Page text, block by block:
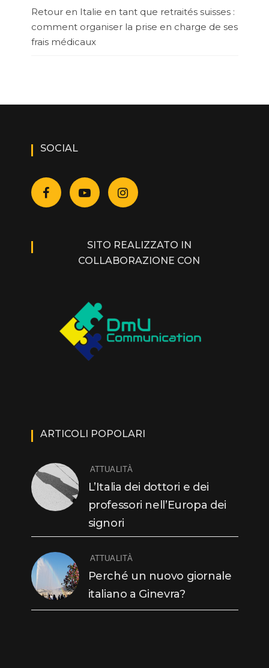
Retour en Italie en tant que retraités suisses :
comment organiser la prise en charge de ses
frais médicaux
SOCIAL
SITO REALIZZATO IN
COLLABORAZIONE CON
ARTICOLI POPOLARI
ATTUALITÀ
L’Italia dei dottori e dei
professori nell’Europa dei
signori
ATTUALITÀ
Perché un nuovo giornale
italiano a Ginevra?